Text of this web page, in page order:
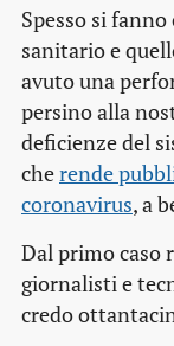
Spesso si
sanitario e
avuto una
persino alla
deficienze del
cherende
coronavirus, a
Dal primo caso
giornalisti e
credo